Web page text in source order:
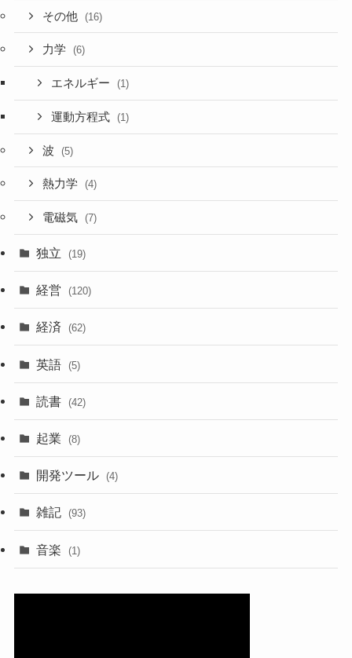
その他 (16)
力学 (6)
エネルギー (1)
運動方程式 (1)
波 (5)
熱力学 (4)
電磁気 (7)
独立 (19)
経営 (120)
経済 (62)
英語 (5)
読書 (42)
起業 (8)
開発ツール (4)
雑記 (93)
音楽 (1)